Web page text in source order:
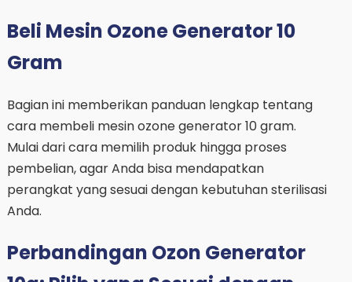
Beli Mesin Ozone Generator 10
Gram
Bagian ini memberikan panduan lengkap tentang
cara membeli mesin ozone generator 10 gram.
Mulai dari cara memilih produk hingga proses
pembelian, agar Anda bisa mendapatkan
perangkat yang sesuai dengan kebutuhan sterilisasi
Anda.
Perbandingan Ozon Generator